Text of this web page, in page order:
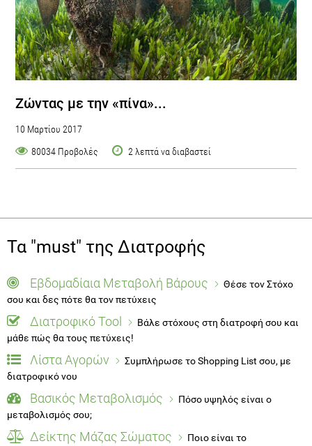
Ζώντας με την «πίνα»...
10 Μαρτίου 2017
80034 Προβολές
2 λεπτά να διαβαστεί
Τα "must" της Διατροφής
Εβδομαδίαια Μεταβολή Βάρους
Θέσε τον Στόχο
σου και δες πότε θα τον πετύχεις
Διατροφικό Tool
Βάλε στόχους στη διατροφή σου και
μάθε πώς θα τους πετύχεις!
Λίστα Αγορών
Συμπλήρωσε το Shopping List σου, με
διατροφικό νου
Βασικός Μεταβολισμός
Πόσο υψηλός είναι ο
μεταβολισμός σου;
Δείκτης Μάζας Σώματος
Ποιο είναι το